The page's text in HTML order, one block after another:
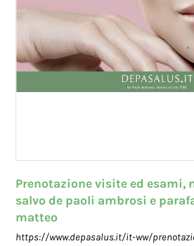
Prenotazione visite ed esami,
salvo de paoli ambrosi e
matteo
https://www.depasalus.it/it-ww/